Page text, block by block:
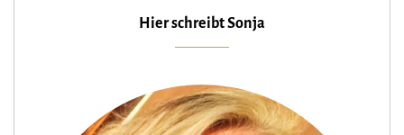
Hier schreibt Sonja